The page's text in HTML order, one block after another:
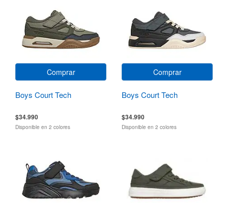
Comprar
Boys Court Tech
$34.990
Disponible en 2 colores
Comprar
Boys Court Tech
$34.990
Disponible en 2 colores